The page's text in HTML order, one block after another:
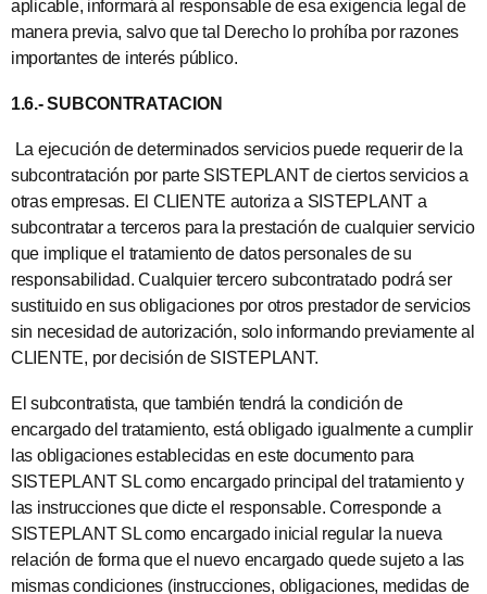
aplicable, informará al responsable de esa exigencia legal de
manera previa, salvo que tal Derecho lo prohíba por razones
importantes de interés público.
1.6.- SUBCONTRATACION
La ejecución de determinados servicios puede requerir de la
subcontratación por parte SISTEPLANT de ciertos servicios a
otras empresas. El CLIENTE autoriza a SISTEPLANT a
subcontratar a terceros para la prestación de cualquier servicio
que implique el tratamiento de datos personales de su
responsabilidad. Cualquier tercero subcontratado podrá ser
sustituido en sus obligaciones por otros prestador de servicios
sin necesidad de autorización, solo informando previamente al
CLIENTE, por decisión de SISTEPLANT.
El subcontratista, que también tendrá la condición de
encargado del tratamiento, está obligado igualmente a cumplir
las obligaciones establecidas en este documento para
SISTEPLANT SL como encargado principal del tratamiento y
las instrucciones que dicte el responsable. Corresponde a
SISTEPLANT SL como encargado inicial regular la nueva
relación de forma que el nuevo encargado quede sujeto a las
mismas condiciones (instrucciones, obligaciones, medidas de